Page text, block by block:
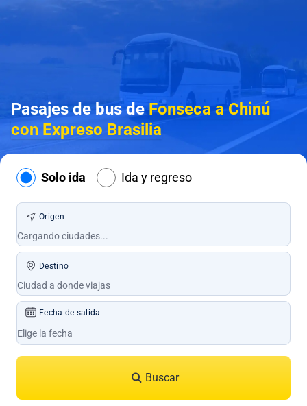
Pasajes de bus deFonseca a Chinú
con Expreso Brasilia
Solo ida Ida y regreso
Origen
Destino
Fecha de salida
Buscar